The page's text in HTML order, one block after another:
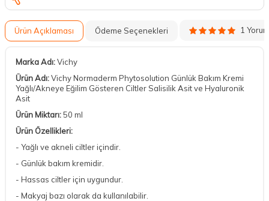
Ürün Açıklaması Ödeme Seçenekleri 1 Yorum
Marka Adı:Vichy
Ürün Adı:Vichy Normaderm Phytosolution Günlük Bakım Kremi
Yağlı/Akneye Eğilim Gösteren Ciltler Salisilik Asit ve Hyaluronik
Asit
Ürün Miktarı:50 ml
Ürün Özellikleri:
- Yağlı ve akneli ciltler içindir.
- Günlük bakım kremidir.
- Hassas ciltler için uygundur.
- Makyaj bazı olarak da kullanılabilir.